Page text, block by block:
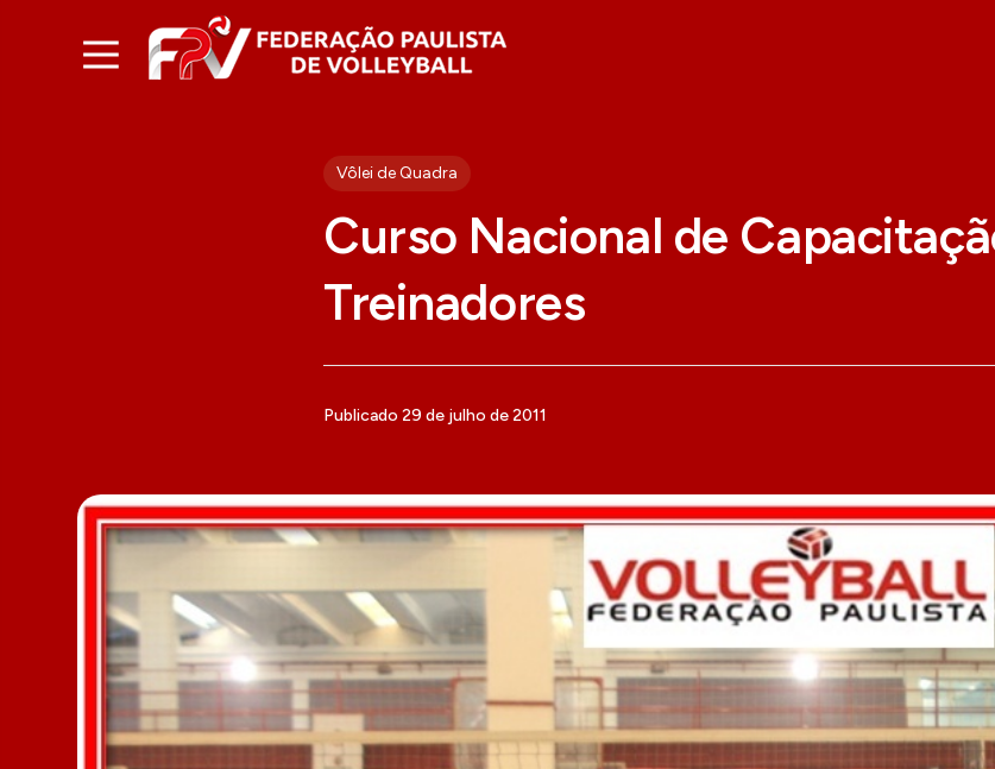
Vôlei de Quadra
Curso Nacional de
Treinadores
Publicado 29 de julho de 2011